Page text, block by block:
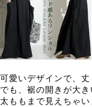
可愛いデザインで、丈
でも、裾の開きが大
太ももまで見えちゃい